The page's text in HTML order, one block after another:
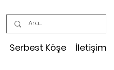
Serbest Köşe İletişim